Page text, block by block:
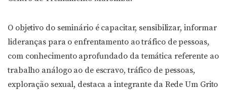
O objetivo do seminário é capacitar, sensibilizar, informar
lideranças para o enfrentamento ao tráfico de pessoas,
com conhecimento aprofundado da temática referente ao
trabalho análogo ao de escravo, tráfico de pessoas,
exploração sexual, destaca a integrante da Rede Um Grito